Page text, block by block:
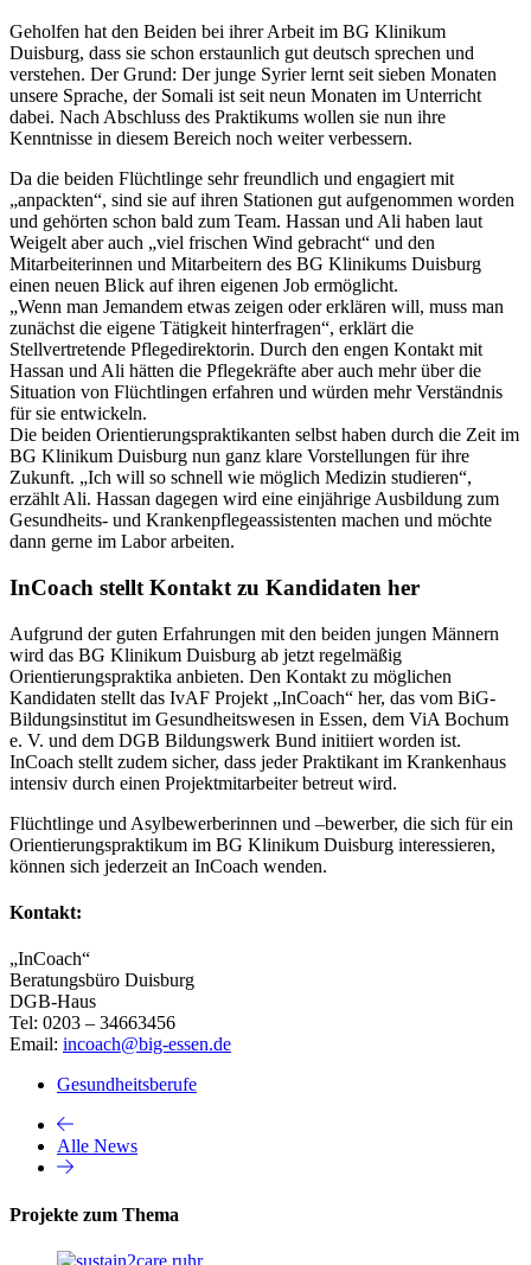
Geholfen hat den Beiden bei ihrer Arbeit im BG Klinikum
Duisburg, dass sie schon erstaunlich gut deutsch sprechen und
verstehen. Der Grund: Der junge Syrier lernt seit sieben Monaten
unsere Sprache, der Somali ist seit neun Monaten im Unterricht
dabei. Nach Abschluss des Praktikums wollen sie nun ihre
Kenntnisse in diesem Bereich noch weiter verbessern.
Da die beiden Flüchtlinge sehr freundlich und engagiert mit
„anpackten“, sind sie auf ihren Stationen gut aufgenommen worden
und gehörten schon bald zum Team. Hassan und Ali haben laut
Weigelt aber auch „viel frischen Wind gebracht“ und den
Mitarbeiterinnen und Mitarbeitern des BG Klinikums Duisburg
einen neuen Blick auf ihren eigenen Job ermöglicht.
„Wenn man Jemandem etwas zeigen oder erklären will, muss man
zunächst die eigene Tätigkeit hinterfragen“, erklärt die
Stellvertretende Pflegedirektorin. Durch den engen Kontakt mit
Hassan und Ali hätten die Pflegekräfte aber auch mehr über die
Situation von Flüchtlingen erfahren und würden mehr Verständnis
für sie entwickeln.
Die beiden Orientierungspraktikanten selbst haben durch die Zeit im
BG Klinikum Duisburg nun ganz klare Vorstellungen für ihre
Zukunft. „Ich will so schnell wie möglich Medizin studieren“,
erzählt Ali. Hassan dagegen wird eine einjährige Ausbildung zum
Gesundheits- und Krankenpflegeassistenten machen und möchte
dann gerne im Labor arbeiten.
InCoach stellt Kontakt zu Kandidaten her
Aufgrund der guten Erfahrungen mit den beiden jungen Männern
wird das BG Klinikum Duisburg ab jetzt regelmäßig
Orientierungspraktika anbieten. Den Kontakt zu möglichen
Kandidaten stellt das IvAF Projekt „InCoach“ her, das vom BiG-
Bildungsinstitut im Gesundheitswesen in Essen, dem ViA Bochum
e. V. und dem DGB Bildungswerk Bund initiiert worden ist.
InCoach stellt zudem sicher, dass jeder Praktikant im Krankenhaus
intensiv durch einen Projektmitarbeiter betreut wird.
Flüchtlinge und Asylbewerberinnen und –bewerber, die sich für ein
Orientierungspraktikum im BG Klinikum Duisburg interessieren,
können sich jederzeit an InCoach wenden.
Kontakt:
„InCoach“
Beratungsbüro Duisburg
DGB-Haus
Tel: 0203 – 34663456
Email: incoach@big-essen.de
Gesundheitsberufe
Alle News
Projekte zum Thema